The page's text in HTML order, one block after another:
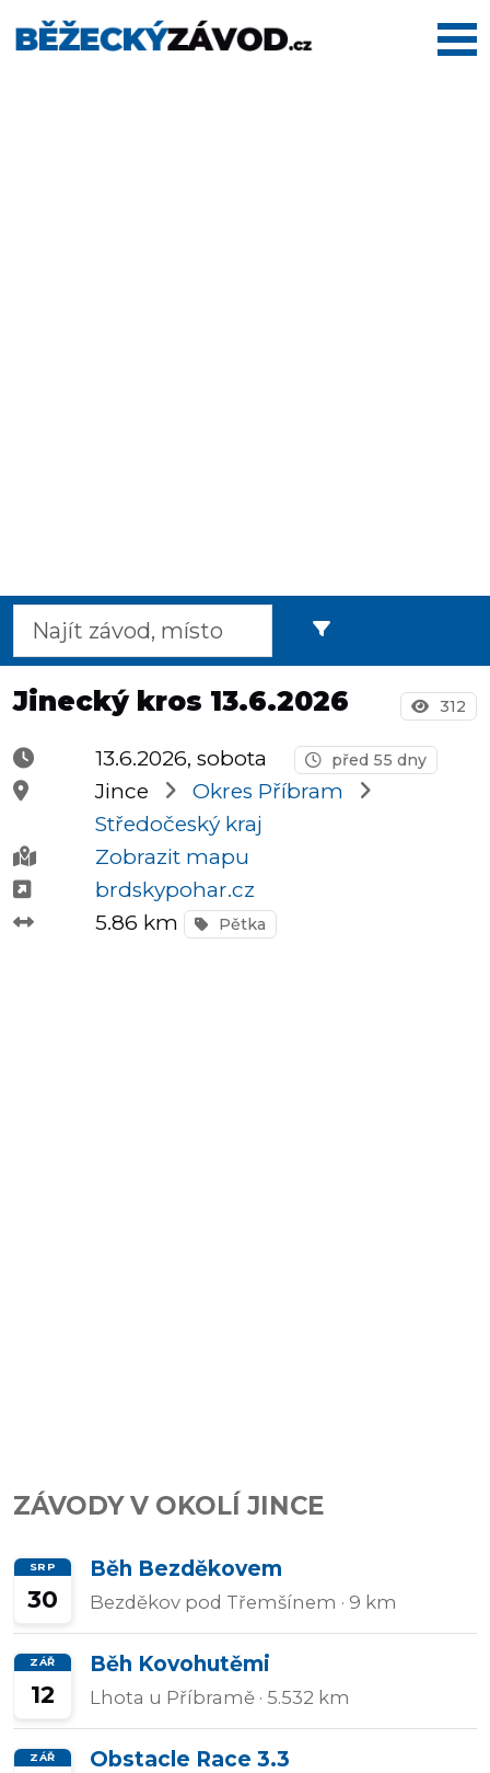
OCR
Praha
Virtuální
závody
Přidat/upravit
Jinecký kros 13.6.2026 312
13.6.2026, sobota před 55 dny
Jince
Okres Příbram
Středočeský kraj
Zobrazit mapu
brdskypohar.cz
5.86 km
Pětka
ZÁVODY V OKOLÍ JINCE
SRP
30
Běh Bezděkovem
Bezděkov pod Třemšínem · 9 km
ZÁŘ
12
Běh Kovohutěmi
Lhota u Příbramě · 5.532 km
ZÁŘ Obstacle Race 3.3